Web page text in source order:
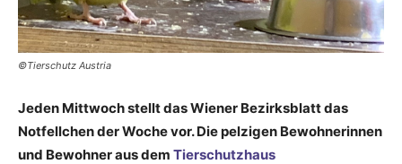
©Tierschutz Austria
Jeden Mittwoch stellt das Wiener Bezirksblatt das
Notfellchen der Woche vor. Die pelzigen Bewohnerinnen
und Bewohner aus dem Tierschutzhaus